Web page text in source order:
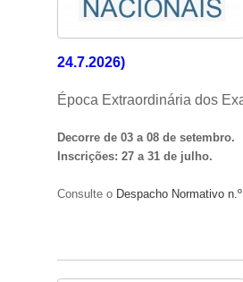
24.7.2026)
Época Extraordinária dos
Decorre de 03 a 08 de setembro.
Inscrições: 27 a 31 de julho.
Consulte o Despacho Normativo